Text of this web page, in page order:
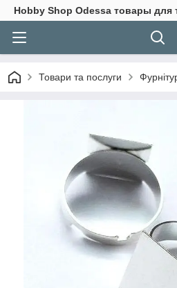
Hobbу Shop Odessa товары для
Товари та послуги